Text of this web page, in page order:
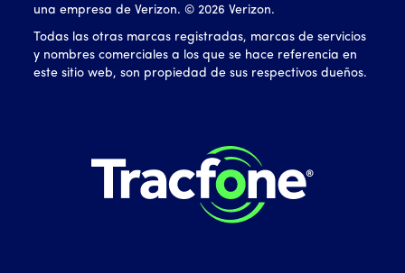
una empresa de Verizon. ©2026 Verizon.
Todas las otras marcas registradas, marcas de servicios
y nombres comerciales a los que se hace referencia en
este sitio web, son propiedad de sus respectivos dueños.